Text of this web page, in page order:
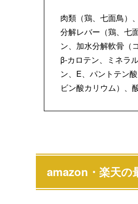
肉類（鶏、七面鳥）
分解レバー（鶏、七
ン、加水分解軟骨（
β-カロテン、ミネラ
ン、E、パントテン
ビン酸カリウム）、
amazon・楽天の